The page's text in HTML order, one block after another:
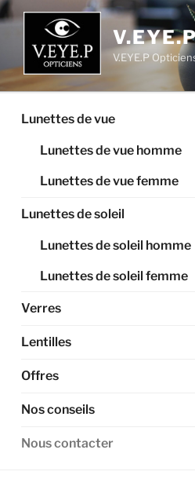
V.EYE.P
Lunettes de vue
Lunettes de vue homme
Lunettes de vue femme
Lunettes de soleil
Lunettes de soleil homme
Lunettes de soleil femme
Verres
Lentilles
Offres
Nos conseils
Nous contacter